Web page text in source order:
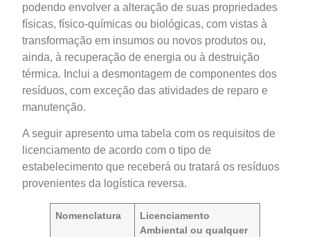
podendo envolver a alteração de suas propriedades
físicas, físico-químicas ou biológicas, com vistas à
transformação em insumos ou novos produtos ou,
ainda, à recuperação de energia ou à destruição
térmica. Inclui a desmontagem de componentes dos
resíduos, com exceção das atividades de reparo e
manutenção.
A seguir apresento uma tabela com os requisitos de
licenciamento de acordo com o tipo de
estabelecimento que receberá ou tratará os resíduos
provenientes da logística reversa.
Nomenclatura
Licenciamento
Ambiental ou qualquer